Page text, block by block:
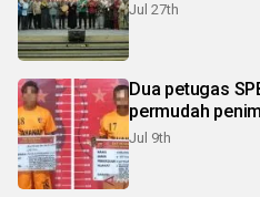
Jul 27th
Dua petugas
permudah
Jul 9th